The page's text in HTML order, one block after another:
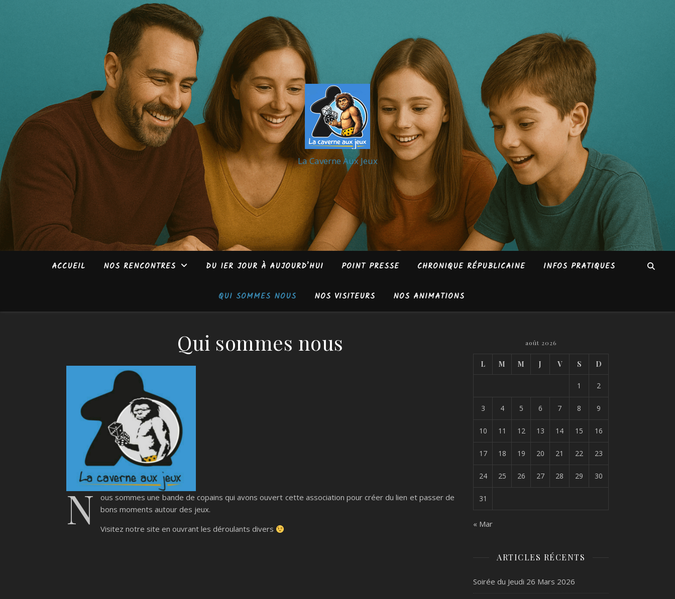
La Caverne Aux Jeux
ACCUEIL NOS RENCONTRES DU 1ER JOUR À AUJOURD’HUI POINT PRESSE CHRONIQUE RÉPUBLICAINE INFOS PRATIQUES
QUI SOMMES NOUS NOS VISITEURS NOS ANIMATIONS
Qui sommes nous
N ous sommes une bande de copains qui avons ouvert cette association pour créer du lien et passer de
bons moments autour des jeux.
Visitez notre site en ouvrant les déroulants divers
août 2026
L M M J V S D
1 2
3 4 5 6 7 8 9
10 11 12 13 14 15 16
17 18 19 20 21 22 23
24 25 26 27 28 29 30
31
« Mar
ARTICLES RÉCENTS
Soirée du Jeudi 26 Mars 2026